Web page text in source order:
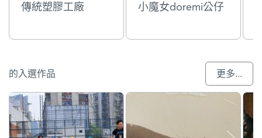
傳統塑膠工廠 小魔女doremi公仔
的入選作品 更多...